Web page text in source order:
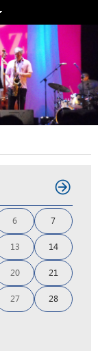
6 7
13 14
20 21
27 28